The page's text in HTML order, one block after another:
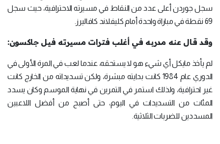
سجل جوردن أعلى عدد من النقاط في مسيرته الاحترافية، حيث سجل
69 نقطة في مباراة واحدة أمام كليفلاند كافاليرز.
وقد قال عنه مدربه في أغلب فترات مسيرته فيل جاكسون:
لم يأخذ مايكل أي شيء هو لا يستحقه، عندما لعب في المرة الأولى في
الدوري عام 1984 كانت بدايته مبشرة، ولكن تسديداته من الخارج كانت
غير احترافية، ولذلك استمر في التمرين في نهاية الموسم وكان يسدد
المئات من التسديدات في اليوم، حتى أصبح من أفضل اللاعبين
المسددين للضربات الثلاثية.